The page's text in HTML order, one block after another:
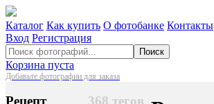
Каталог Как купить О фотобанке Контакты
Вход Регистрация
Поиск
Корзина пуста
Добавьте фотографии для заказа
368 тегов
Рецепт